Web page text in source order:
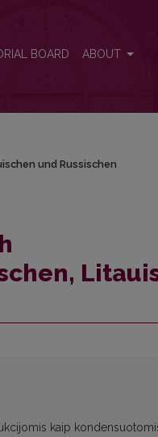
BOARD ABOUT
und Russischen
kaip